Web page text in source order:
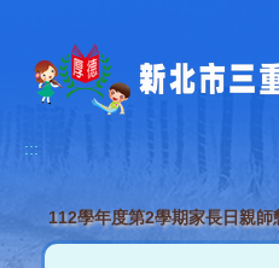
容:::
112學年度第2學期家長日親